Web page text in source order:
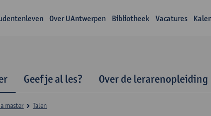
Over UAntwerpen Bibliotheek Vacatures
Geef je al les? Over de lerarenopleiding
master Talen